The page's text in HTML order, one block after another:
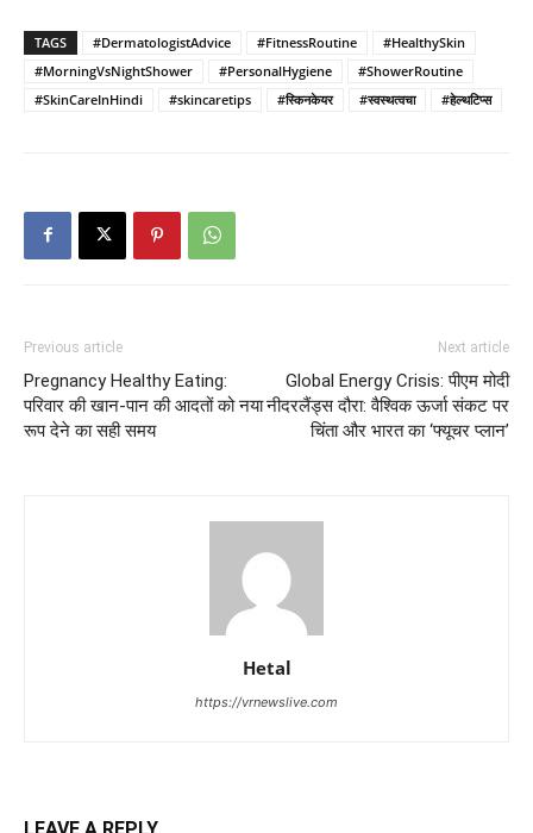
TAGS #DermatologistAdvice #FitnessRoutine
#HealthySkin
#MorningVsNightShower
#PersonalHygiene
#ShowerRoutine
#SkinCareInHindi
#skincaretips #स्किनकेयर #स्वस्थत्वचा #हेल्थटिप्स
Previous article
Pregnancy Healthy Eating:
परिवार की खान-पान की आदतों को नया
रूप देने का सही समय
Next article
Global Energy Crisis: पीएम मोदी
नीदरलैंड्स दौरा: वैश्विक ऊर्जा संकट पर
चिंता और भारत का ‘फ्यूचर प्लान’
Hetal
https://vrnewslive.com